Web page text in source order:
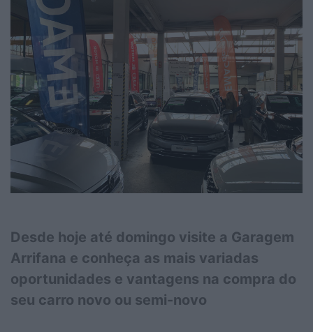
Desde hoje até domingo visite a Garagem
Arrifana e conheça as mais variadas
oportunidades e vantagens na compra do
seu carro novo ou semi-novo